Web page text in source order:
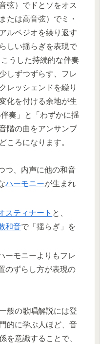
弦）でドとソをオス
たは高音弦）でミ・
ルペジオを繰り返す
しい揺らぎを表現で
うした持続的な伴奏
しずつずらす、フレ
レッシェンドを繰り
化を付ける余地が生
奏」と「わずかに揺
階の曲をアンサンブ
ころになります。
つ、内声に他の和音
ハーモニーが生まれ
スティナート と、
和音で「揺らぎ」を
ーモニーよりもフレ
のずらし方が表現の
般の歌唱解説には登
的に学ぶ人ほど、音
を意識することで、